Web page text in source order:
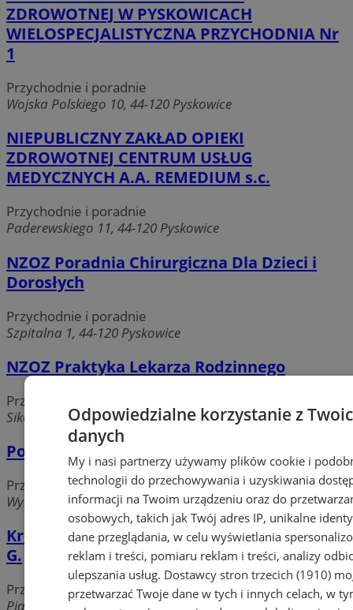
ZDROWOTNEJ W PYSKOWICACH
WIELOSPECJALISTYCZNA PRZYCHODNIA Nr
1
Przychodnie i poradnie
Wojska Polskiego 10, 44-120 Pyskowice
NIEPUBLICZNY ZAKŁAD OPIEKI
ZDROWOTNEJ CENTRUM USŁUG
MEDYCZNYCH A.A. REMEDIUM s.c.
Przychodnie i poradnie
Paderewskiego 11, 44-120 Pyskowice
NZOZ Poradnia Chirurgiczna Dla Dzieci i
Dorosłych
Przychodnie i poradnie
Szpitalna 1, 44-120 Pyskowice
NZOZ Praktyka Lekarza Rodzinnego
Przychodnie i poradnie
Sikorskiego 64A, 44-120 Pyskowice
Poradnia Psychologiczno-Pedagogiczna
Przychodnie i poradnie
Wyszyńskiego 37, 44-120 Pyskowice
Kroll-Med. Doradztwo medyczne. Kroliński
G.
Przychodnie i poradnie
Piaskowa 3, 44-120 Pyskowice
Odpowiedzialne korzystanie z
danych
My i nasi partnerzy używamy plików cookie i
technologii do przechowywania i uzyskiwania
informacji na Twoim urządzeniu oraz do
osobowych, takich jak Twój adres IP, unikalne
dane przeglądania, w celu wyświetlania
reklam i treści, pomiaru reklam i treści, analizy
ulepszania usług. Dostawcy stron trzecich (1910)
przetwarzać Twoje dane w tych i innych celach, w